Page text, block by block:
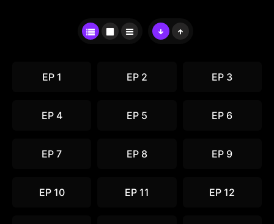
EP 1 EP 2 EP 3
EP 4 EP 5 EP 6
EP 7 EP 8 EP 9
EP 10 EP 11 EP 12